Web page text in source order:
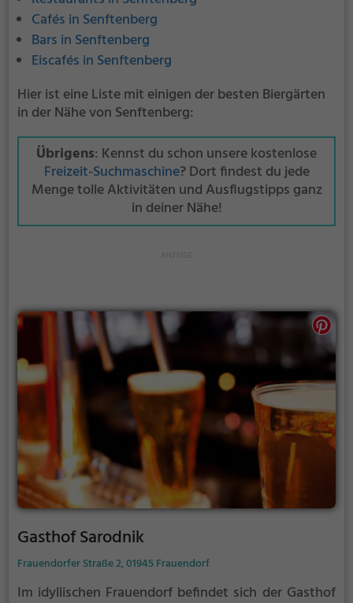
Cafés in Senftenberg
Bars in Senftenberg
Eiscafés in Senftenberg
Hier ist eine Liste mit einigen der besten Biergärten
in der Nähe von Senftenberg:
Übrigens: Kennst du schon unsere kostenlose
Freizeit-Suchmaschine? Dort findest du jede
Menge tolle Aktivitäten und Ausflugstipps ganz
in deiner Nähe!
Gasthof Sarodnik
Frauendorfer Straße 2, 01945 Frauendorf
Im idyllischen Frauendorf befindet sich der Gasthof